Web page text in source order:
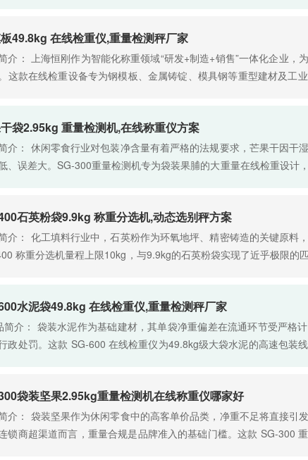
49.8kg 在线检重仪,重量检测秤厂家
介： 上海恒刚作为智能化称重领域“研发+制造+销售”一体化企业，
这款在线检重设备专为钢模板、金属铸锭、模具钢等重型建材及工
袋2.95kg 重量检测机,在线称重仪方案
介： 休闲零食行业对包装净含量有着严格的法规要求，芒果干因干
、误差大。SG-300重量检测机专为袋装果脯的大重量在线检重设计
石英粉袋9.9kg 称重分选机,动态选别秤方案
介： 化工填料行业中，石英粉作为环氧地坪、精密铸造的关键原料
称重分选机量程上限10kg，与9.9kg的石英粉袋实现了近乎极限的
水泥袋49.8kg 在线检重仪,重量检测秤厂家
简介： 袋装水泥作为基础建材，其单袋净重偏差在流通环节受严格
政处罚。这款 SG-600 在线检重仪为49.8kg级大袋水泥的高速包装
袋装坚果2.95kg重量检测机在线称重仪哪家好
介： 袋装坚果作为休闲零食中的高客单价品类，净重不足将直接引
锁商超渠道而言，重量合规是品牌准入的基础门槛。这款 SG-300